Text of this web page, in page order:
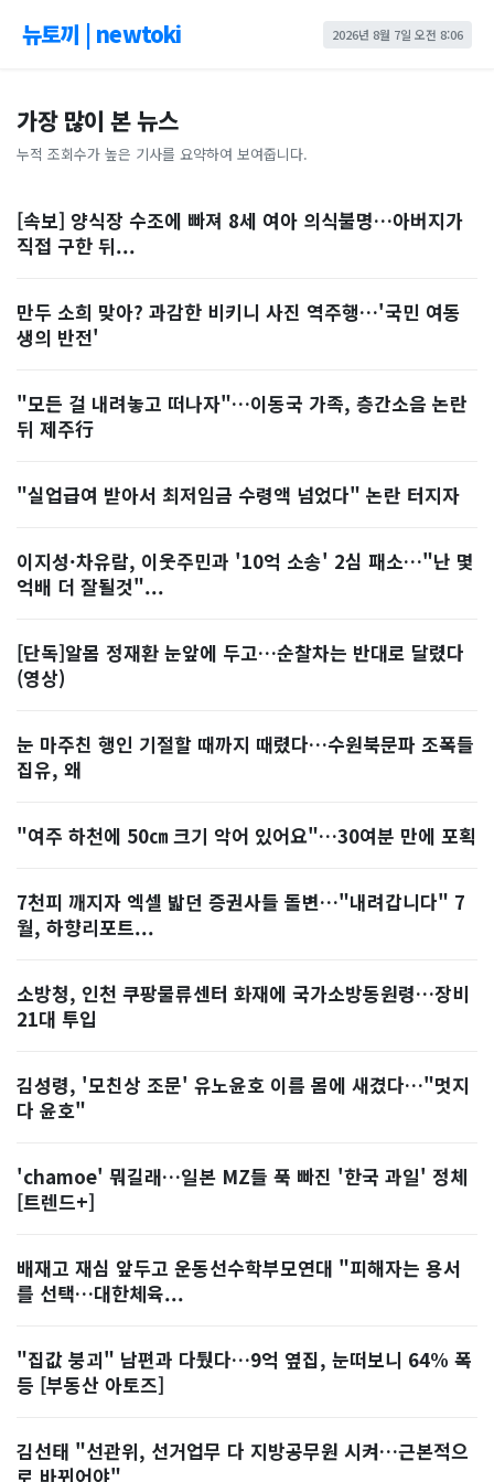
뉴토끼 | newtoki 2026년 8월 7일 오전 8:06
가장 많이 본 뉴스
누적 조회수가 높은 기사를 요약하여 보여줍니다.
[속보] 양식장 수조에 빠져 8세 여아 의식불명…아버지가
직접 구한 뒤...
만두 소희 맞아? 과감한 비키니 사진 역주행…'국민 여동
생의 반전'
"모든 걸 내려놓고 떠나자"…이동국 가족, 층간소음 논란
뒤 제주行
"실업급여 받아서 최저임금 수령액 넘었다" 논란 터지자
이지성·차유람, 이웃주민과 '10억 소송' 2심 패소…"난 몇
억배 더 잘될것"...
[단독]알몸 정재환 눈앞에 두고…순찰차는 반대로 달렸다
(영상)
눈 마주친 행인 기절할 때까지 때렸다…수원북문파 조폭들
집유, 왜
"여주 하천에 50㎝ 크기 악어 있어요"…30여분 만에 포획
7천피 깨지자 엑셀 밟던 증권사들 돌변…"내려갑니다" 7
월, 하향리포트...
소방청, 인천 쿠팡물류센터 화재에 국가소방동원령…장비
21대 투입
김성령, '모친상 조문' 유노윤호 이름 몸에 새겼다…"멋지
다 윤호"
'chamoe' 뭐길래…일본 MZ들 푹 빠진 '한국 과일' 정체
[트렌드+]
배재고 재심 앞두고 운동선수학부모연대 "피해자는 용서
를 선택…대한체육...
"집값 붕괴" 남편과 다퉜다…9억 옆집, 눈떠보니 64% 폭
등 [부동산 아토즈]
김선태 "선관위, 선거업무 다 지방공무원 시켜…근본적으
로 바뀌어야"